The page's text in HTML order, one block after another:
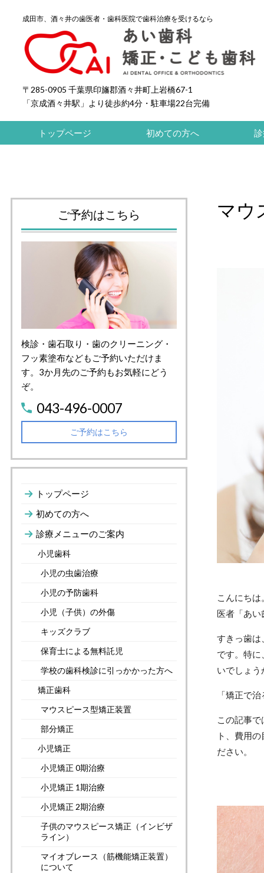
成田市、酒々井の歯医者・歯科医院で歯科治療を受けるなら
〒285-0905 千葉県印旛郡酒々井町上岩橋67-1
「京成酒々井駅」より徒歩約4分・ 駐車場22台完備
トップページ 初めての方へ
マウ
こんにち
医者「あい
すきっ歯は
です。特
いでしょう
「矯正で
この記事
ト、費用
ださい。
ご予約はこちら
検診・歯石取り・歯のクリーニング・
フッ素塗布などもご予約いただけま
す。3か月先のご予約もお気軽にどう
ぞ。
043-496-0007
ご予約はこちら
トップページ
初めての方へ
診療メニューのご案内
小児歯科
小児の虫歯治療
小児の予防歯科
小児（子供）の外傷
キッズクラブ
保育士による無料託児
学校の歯科検診に引っかかった方へ
矯正歯科
マウスピース型矯正装置
部分矯正
小児矯正
小児矯正 0期治療
小児矯正 1期治療
小児矯正 2期治療
子供のマウスピース矯正（インビザ
ライン）
マイオブレース（筋機能矯正装置）
について